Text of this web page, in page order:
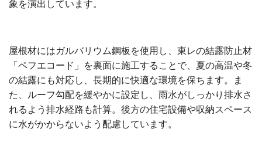
象を演出しています。
屋根材にはガルバリウム鋼板を使用し、東レの結露防止材
「ペフエコード」を裏面に施工することで、夏の高温や冬
の結露にも対応し、長期的に快適な環境を保ちます。ま
た、ルーフ勾配を緩やかに設定し、雨水がしっかり排水さ
れるよう排水経路も計算。後方の住宅設備や収納スペース
に水がかからないよう配慮しています。